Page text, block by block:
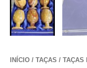
INÍCIO / TAÇAS / TAÇAS